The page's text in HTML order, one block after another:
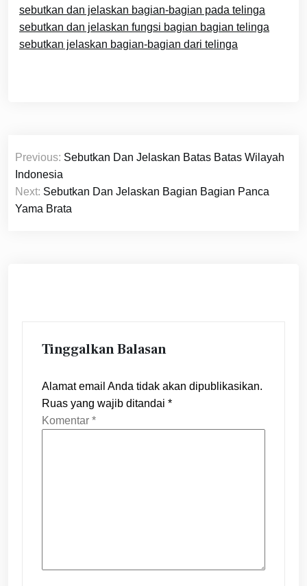
sebutkan dan jelaskan bagian-bagian pada telinga
sebutkan dan jelaskan fungsi bagian bagian telinga
sebutkan jelaskan bagian-bagian dari telinga
Navigasi
pos
Previous: Sebutkan Dan Jelaskan Batas Batas Wilayah
Indonesia
Next: Sebutkan Dan Jelaskan Bagian Bagian Panca
Yama Brata
Tinggalkan Balasan
Alamat email Anda tidak akan dipublikasikan.
Ruas yang wajib ditandai *
Komentar *